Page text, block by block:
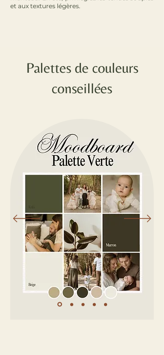
et aux textures légères.
Palettes de couleurs
conseillées